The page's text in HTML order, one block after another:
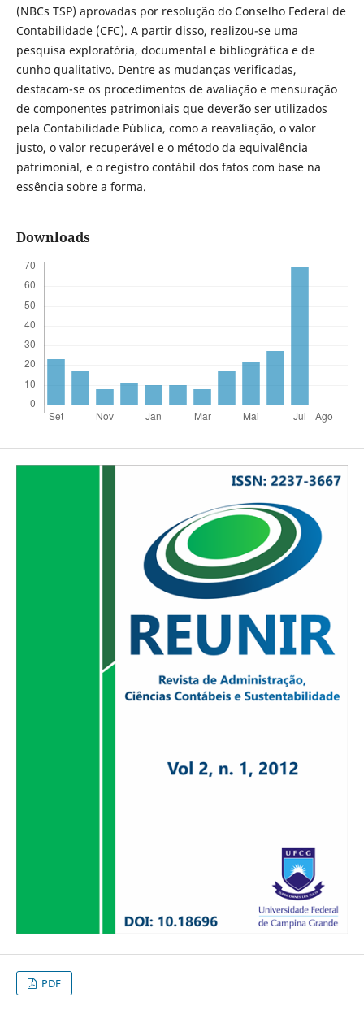
(NBCs TSP) aprovadas por resolução do Conselho Federal de
Contabilidade (CFC). A partir disso, realizou-se uma
pesquisa exploratória, documental e bibliográfica e de
cunho qualitativo. Dentre as mudanças verificadas,
destacam-se os procedimentos de avaliação e mensuração
de componentes patrimoniais que deverão ser utilizados
pela Contabilidade Pública, como a reavaliação, o valor
justo, o valor recuperável e o método da equivalência
patrimonial, e o registro contábil dos fatos com base na
essência sobre a forma.
Downloads
PDF